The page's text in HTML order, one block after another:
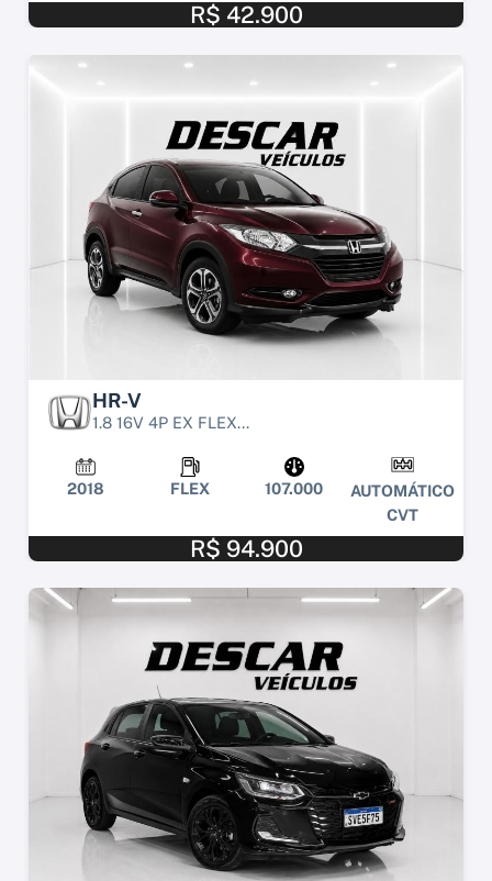
R$ 42.900
HR-V
1.8 16V 4P EX FLEX...
2018 FLEX 107.000
AUTOMÁTICO
CVT
R$ 94.900